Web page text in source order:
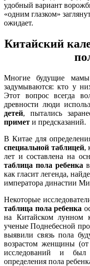
удобный вариант
«одним глазком»
ожидает.
Китайский
Многие будущие
задумываются: кто у
Этот вопрос всегда
древности люди
детей, пытались
примет и предсказаний.
В Китае для
специальной таблицей,
лет и составлена на
таблица пола ребенка
как гласит легенда,
императора династии
Некоторые
таблица пола ребенка
на Китайском лунном
ученые Поднебесной
выявили связь пола
возрастом женщины
исследований и был
определения пола